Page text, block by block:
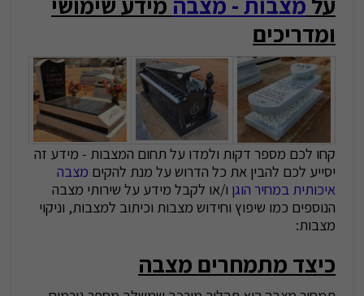
ומדריכים
קחו לכם מספר דקות ולמדו על תחום המצבות - מידע זה
יסייע לכם להבין את כל הדרוש על מנת להקים מצבה
איכותית במחיר הוגן ו/או לקבל מידע על שירותי מצבה
הנוספים כמו שיפוץ וחידוש מצבות וכיתוב למצבות, וניקוי
מצבות:
כיצד מתמחרים מצבה